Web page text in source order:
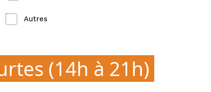
Autres
(14h à 21h)